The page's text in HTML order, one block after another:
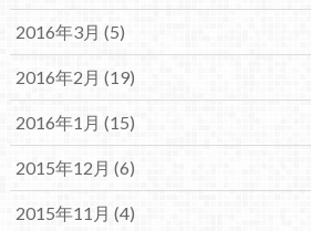
2016年3月 (5)
2016年2月 (19)
2016年1月 (15)
2015年12月 (6)
2015年11月 (4)